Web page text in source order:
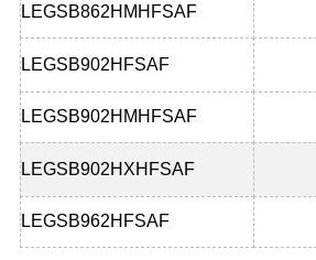
LEGSB862HMHFSAF
LEGSB902HFSAF
LEGSB902HMHFSAF
LEGSB902HXHFSAF
LEGSB962HFSAF